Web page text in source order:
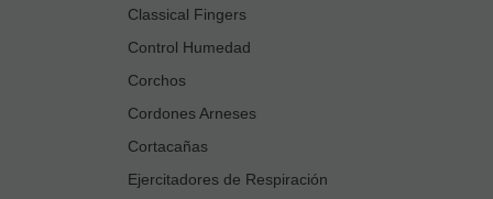
Classical Fingers
Control Humedad
Corchos
Cordones Arneses
Cortacañas
Ejercitadores de Respiración